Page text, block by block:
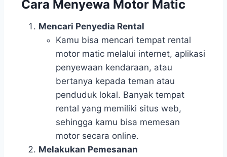
Cara Menyewa Motor Matic
Mencari Penyedia Rental
Kamu bisa mencari tempat rental
motor matic melalui internet, aplikasi
penyewaan kendaraan, atau
bertanya kepada teman atau
penduduk lokal. Banyak tempat
rental yang memiliki situs web,
sehingga kamu bisa memesan
motor secara online.
Melakukan Pemesanan